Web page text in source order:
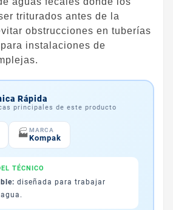
triturados antes de la
obstrucciones en tuberías
instalaciones de
Rápida
principales de este producto
🏭MARCA
Kompak
TÉCNICO
diseñada para trabajar